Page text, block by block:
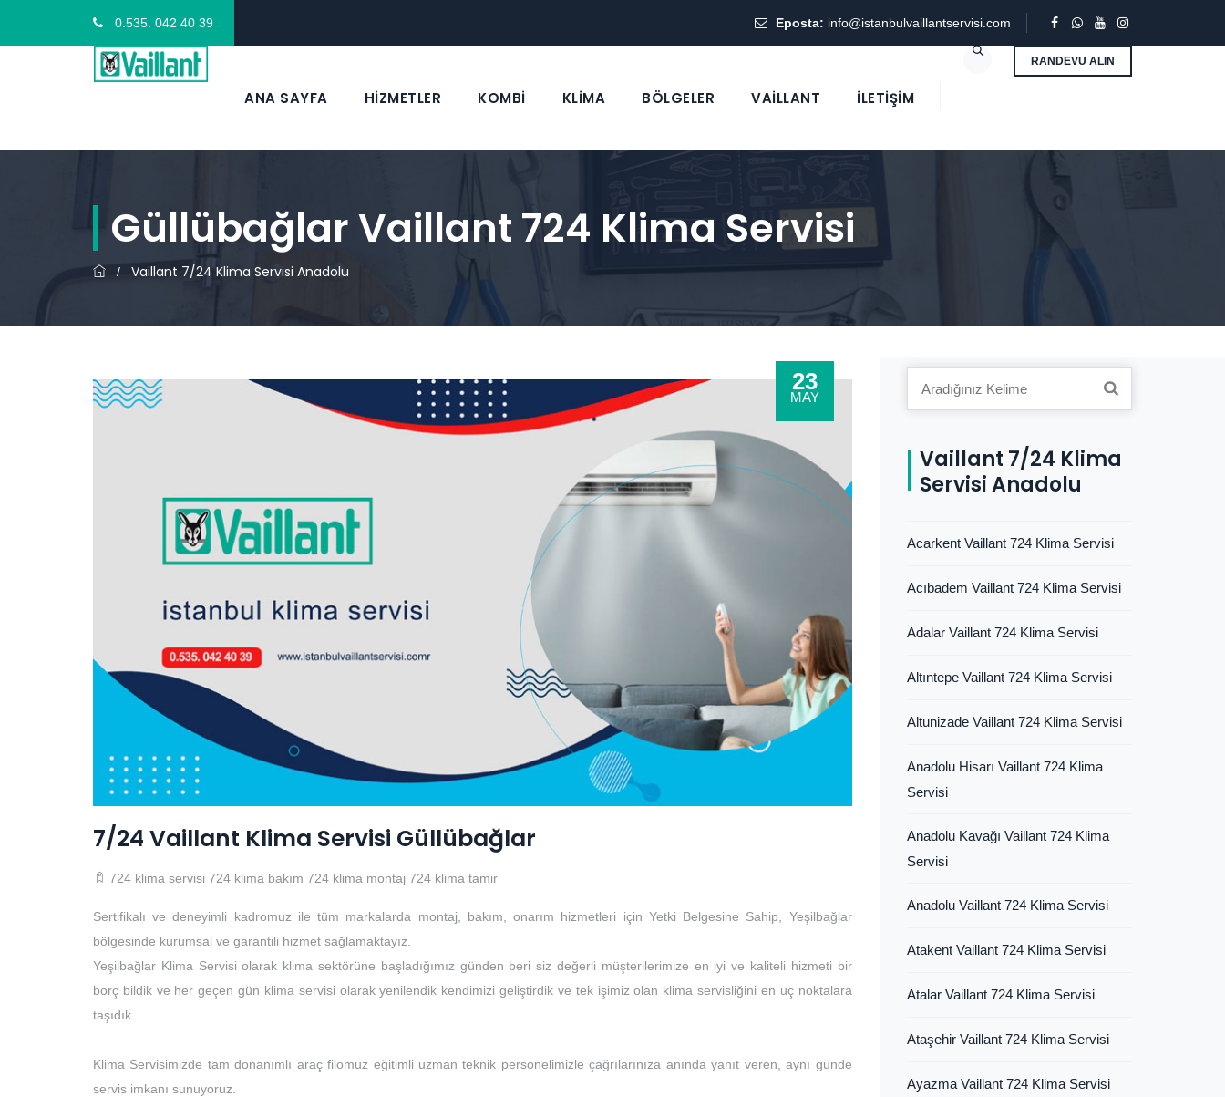
0.535. 042 40 39 Eposta: info@istanbulvaillantservisi.com
RANDEVU ALIN
ANA SAYFA HİZMETLER KOMBİ KLİMA BÖLGELER VAİLLANT İLETIŞIM
Güllübağlar Vaillant 724 Klima Servisi
/ Vaillant 7/24 Klima Servisi Anadolu
23
MAY
7/24 Vaillant Klima Servisi Güllübağlar
724 klima servisi 724 klima bakım 724 klima montaj 724 klima tamir
Sertifikalı ve deneyimli kadromuz ile tüm markalarda montaj, bakım, onarım hizmetleri için Yetki Belgesine Sahip, Yeşilbağlar
bölgesinde kurumsal ve garantili hizmet sağlamaktayız.
Yeşilbağlar Klima Servisi olarak klima sektörüne başladığımız günden beri siz değerli müşterilerimize en iyi ve kaliteli hizmeti bir
borç bildik ve her geçen gün klima servisi olarak yenilendik kendimizi geliştirdik ve tek işimiz olan klima servisliğini en uç noktalara
taşıdık.
Klima Servisimizde tam donanımlı araç filomuz eğitimli uzman teknik personelimizle çağrılarınıza anında yanıt veren, aynı günde
servis imkanı sunuyoruz.
Vaillant 7/24 Klima
Servisi Anadolu
Acarkent Vaillant 724 Klima Servisi
Acıbadem Vaillant 724 Klima Servisi
Adalar Vaillant 724 Klima Servisi
Altıntepe Vaillant 724 Klima Servisi
Altunizade Vaillant 724 Klima Servisi
Anadolu Hisarı Vaillant 724 Klima
Servisi
Anadolu Kavağı Vaillant 724 Klima
Servisi
Anadolu Vaillant 724 Klima Servisi
Atakent Vaillant 724 Klima Servisi
Atalar Vaillant 724 Klima Servisi
Ataşehir Vaillant 724 Klima Servisi
Ayazma Vaillant 724 Klima Servisi